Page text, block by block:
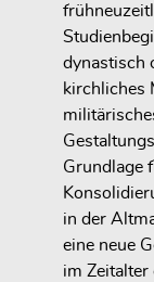
dynastisch
kirchliches
Grundlage
in der
eine neue
im Zeitalter